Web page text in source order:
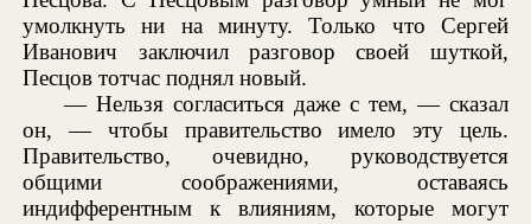
умолкнуть ни на минуту. Только что Сергей
Иванович заключил разговор своей шуткой,
Песцов тотчас поднял новый.
— Нельзя согласиться даже с тем, — сказал
он, — чтобы правительство имело эту цель.
Правительство, очевидно, руководствуется
общими соображениями, оставаясь
индифферентным к влияниям, которые могут